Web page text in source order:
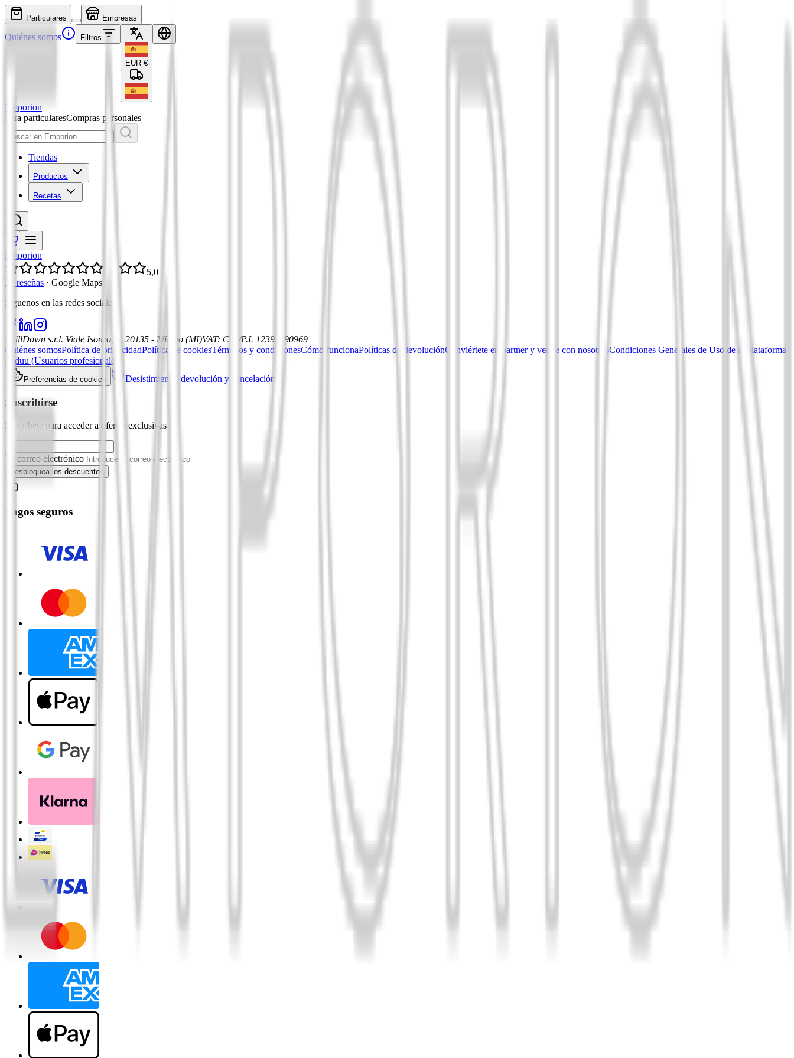
Particulares Empresas
Quiénes somos Filtros
EUR €
Emporion
Para particularesCompras personales
Tiendas
Productos
Recetas
Emporion
5,0
21 reseñas · Google Maps
Síguenos en las redes sociales
DrillDown s.r.l. Viale Isonzo, 8, 20135 - Milano (MI)VAT: C.F./P.I. 12392590969
Quiénes somosPolítica de privacidadPolítica de cookiesTérminos y condicionesCómo funcionaPolíticas de devoluciónConviértete en partner y vende con nosotrosCondiciones Generales de Uso de la plataforma
Tuduu (Usuarios profesionales)
Preferencias de cookies Desistimiento, devolución y cancelación
Suscribirse
Suscríbete para acceder a ofertas exclusivas
Tu correo electrónico
Desbloquea los descuentos
Pagos seguros